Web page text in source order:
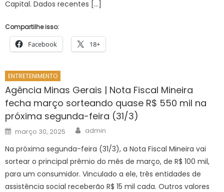
Capital. Dados recentes […]
Compartilhe isso:
Facebook 18+
ENTRETENIMENTO
Agência Minas Gerais | Nota Fiscal Mineira
fecha março sorteando quase R$ 550 mil na
próxima segunda-feira (31/3)
Posted
on
março 30, 2025 Author
admin
Na próxima segunda-feira (31/3), a Nota Fiscal Mineira vai
sortear o principal prêmio do mês de março, de R$ 100 mil,
para um consumidor. Vinculado a ele, três entidades de
assistência social receberão R$ 15 mil cada. Outros valores